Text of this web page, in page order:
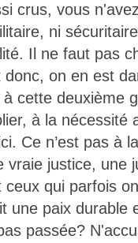
crus, vous
ni
Il ne faut pas
on en est
cette deuxième
à la nécessité
Ce n’est pas à
vraie justice, une
qui parfois
une paix durable
passée?